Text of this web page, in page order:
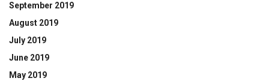
September 2019
August 2019
July 2019
June 2019
May 2019